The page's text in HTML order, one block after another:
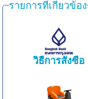
รายการที่เกี่ยวข้อง
วิธีการสั่งซื้อ